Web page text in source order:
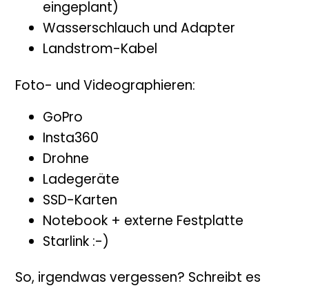
eingeplant)
Wasserschlauch und Adapter
Landstrom-Kabel
Foto- und Videographieren:
GoPro
Insta360
Drohne
Ladegeräte
SSD-Karten
Notebook + externe Festplatte
Starlink :-)
So, irgendwas vergessen? Schreibt es